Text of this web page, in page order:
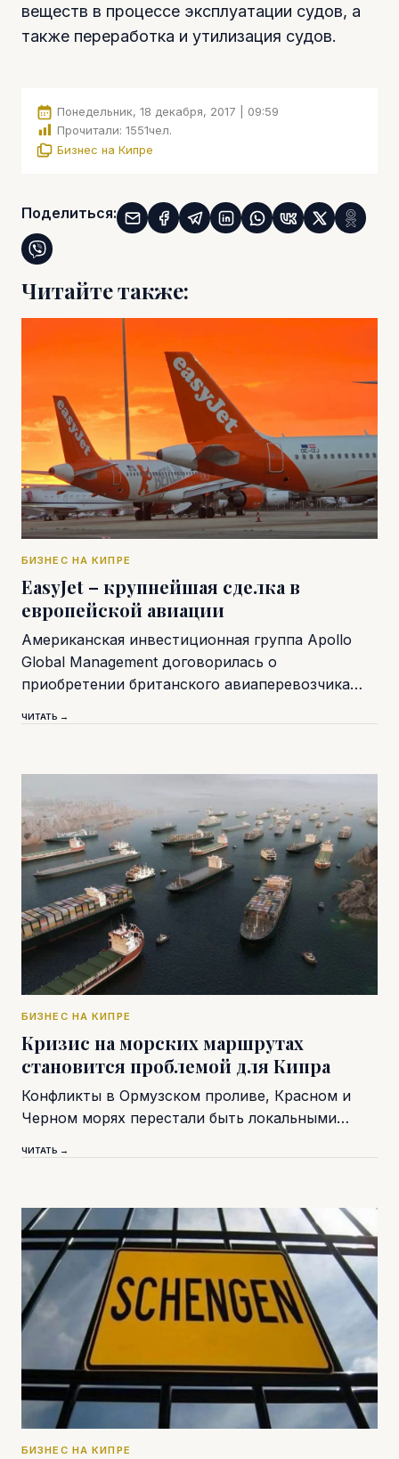
веществ в процессе эксплуатации судов, а
также переработка и утилизация судов.
Понедельник, 18 декабря, 2017 | 09:59
Прочитали: 1551чел.
Бизнес на Кипре
Поделиться:
Читайте также:
БИЗНЕС НА КИПРЕ
EasyJet – крупнейшая сделка в
европейской авиации
Американская инвестиционная группа Apollo
Global Management договорилась о
приобретении британского авиаперевозчика…
ЧИТАТЬ →
БИЗНЕС НА КИПРЕ
Кризис на морских маршрутах
становится проблемой для Кипра
Конфликты в Ормузском проливе, Красном и
Черном морях перестали быть локальными…
ЧИТАТЬ →
БИЗНЕС НА КИПРЕ